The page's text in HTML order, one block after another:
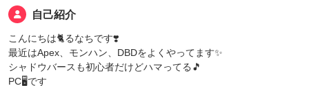
自己紹介
こんにちは🐈るなちです❣️
最近はApex、モンハン、DBDをよくやってます✨
シャドウバースも初心者だけどハマってる🎵
PC🖥️です